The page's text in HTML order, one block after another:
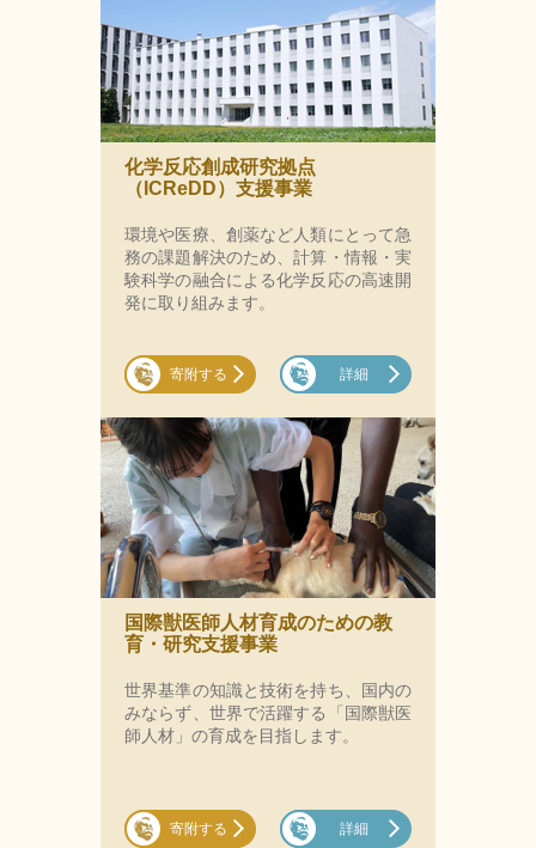
化学反応創成研究拠点
（ICReDD）支援事業
環境や医療、創薬など人類にとって急
務の課題解決のため、計算・情報・実
験科学の融合による化学反応の高速開
発に取り組みます。
寄附する 詳細
国際獣医師人材育成のための教
育・研究支援事業
世界基準の知識と技術を持ち、国内の
みならず、世界で活躍する「国際獣医
師人材」の育成を目指します。
寄附する 詳細